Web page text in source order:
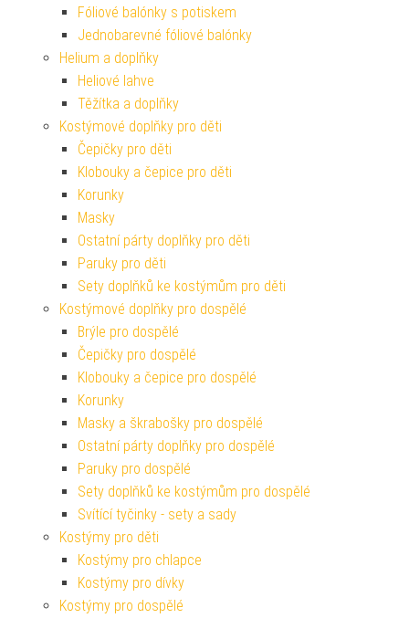
Fóliové balónky s potiskem
Jednobarevné fóliové balónky
Helium a doplňky
Heliové lahve
Těžítka a doplňky
Kostýmové doplňky pro děti
Čepičky pro děti
Klobouky a čepice pro děti
Korunky
Masky
Ostatní párty doplňky pro děti
Paruky pro děti
Sety doplňků ke kostýmům pro děti
Kostýmové doplňky pro dospělé
Brýle pro dospělé
Čepičky pro dospělé
Klobouky a čepice pro dospělé
Korunky
Masky a škrabošky pro dospělé
Ostatní párty doplňky pro dospělé
Paruky pro dospělé
Sety doplňků ke kostýmům pro dospělé
Svítící tyčinky - sety a sady
Kostýmy pro děti
Kostýmy pro chlapce
Kostýmy pro dívky
Kostýmy pro dospělé